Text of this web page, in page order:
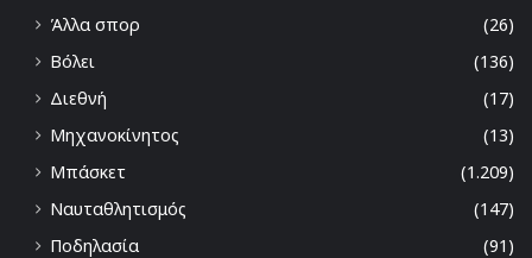
Άλλα σπορ
(26)
Βόλει
(136)
Διεθνή
(17)
Μηχανοκίνητος
(13)
Μπάσκετ
(1.209)
Ναυταθλητισμός
(147)
Ποδηλασία
(91)